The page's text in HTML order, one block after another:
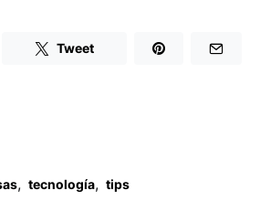
Tweet
, tecnología, tips